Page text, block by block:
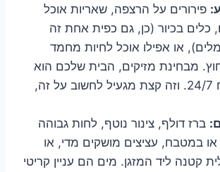
פירורים על הרצפה, שאריות אוכל
כלים בכיור (כן, גם כפית אחת זה
או אפילו אוכל לחיות מחמד
מבחינת מזיקים, הבית שלכם הוא
מזנון פתוח 24/7. וזה קצת מגעיל לחשוב על זה,
ברז דולף, צינור נוטף, לחות גבוהה
במטבח, עציצים מושקים מדי, או
קטנה ליד המזגן. מים הם עניין קריטי